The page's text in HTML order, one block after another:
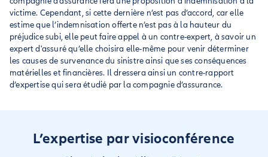
victime. Cependant, si cette dernière n’est pas d’accord, car elle
estime que l’indemnisation offerte n’est pas à la hauteur du
préjudice subi, elle peut faire appel à un contre-expert, à savoir un
expert d'assuré qu’elle choisira elle-même pour venir déterminer
les causes de survenance du sinistre ainsi que ses conséquences
matérielles et financières. Il dressera ainsi un contre-rapport
d’expertise qui sera étudié par la compagnie d’assurance.
L’expertise par visioconférence